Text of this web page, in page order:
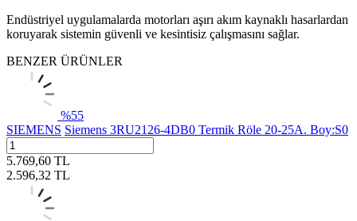
Endüstriyel uygulamalarda motorları aşırı akım kaynaklı hasarlardan
koruyarak sistemin güvenli ve kesintisiz çalışmasını sağlar.
BENZER ÜRÜNLER
%55
SIEMENS Siemens 3RU2126-4DB0 Termik Röle 20-25A. Boy:S0
5.769,60 TL
2.596,32 TL